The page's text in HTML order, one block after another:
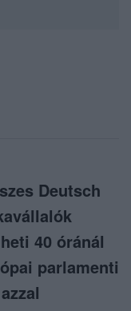
Deutsch
40 óránál
parlamenti